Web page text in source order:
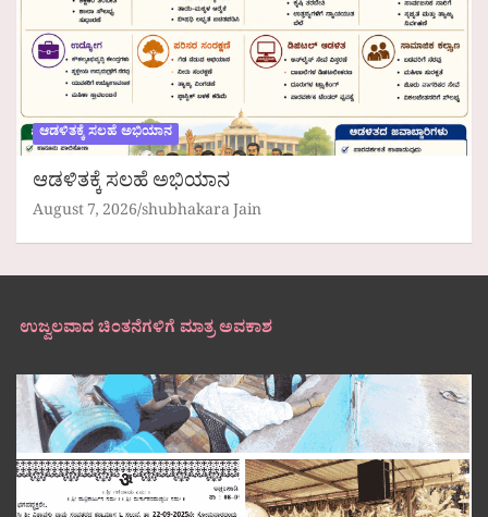
ಆಡಳಿತಕ್ಕೆ ಸಲಹೆ ಅಭಿಯಾನ
ಆಡಳಿತಕ್ಕೆ ಸಲಹೆ ಅಭಿಯಾನ
August 7, 2026 shubhakara Jain
ಉಜ್ವಲವಾದ ಚಿಂತನೆಗಳಿಗೆ ಮಾತ್ರ ಅವಕಾಶ